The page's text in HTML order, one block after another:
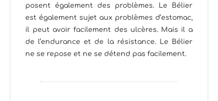
posent également des problèmes. Le Bélier
est également sujet aux problèmes d’estomac,
il peut avoir facilement des ulcères. Mais il a
de l’endurance et de la résistance. Le Bélier
ne se repose et ne se détend pas facilement.